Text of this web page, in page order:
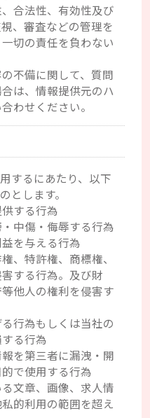
合法性、有効性及び
、審査などの管理を
切の責任を負わない
は、情報提供元のハ
わせください。
するにあたり、以下
とします。
する行為
・中傷・侮辱する行為
益を与える行為
する行為。及び財
他人の権利を侵害す
る行為
で使用する行為
的利用の範囲を超え